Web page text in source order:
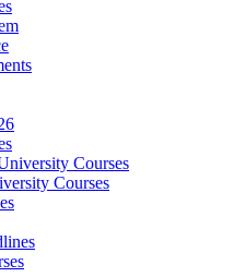
Courses
Courses